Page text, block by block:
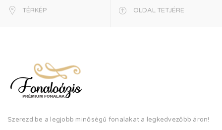
TÉRKÉP OLDAL TETJÉRE
Szerezd be a legjobb minőségű fonalakat a legkedvezőbb áron!